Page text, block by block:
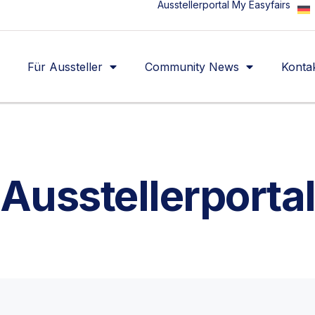
Ausstellerportal My Easyfairs
Für Aussteller Community News
Ausstellerportal